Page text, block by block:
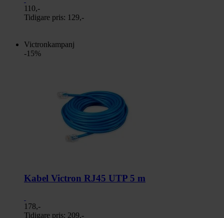
110,-
Tidigare pris: 129,-
Victronkampanj
-15%
Kabel Victron RJ45 UTP 5 m
178,-
Tidigare pris: 209,-